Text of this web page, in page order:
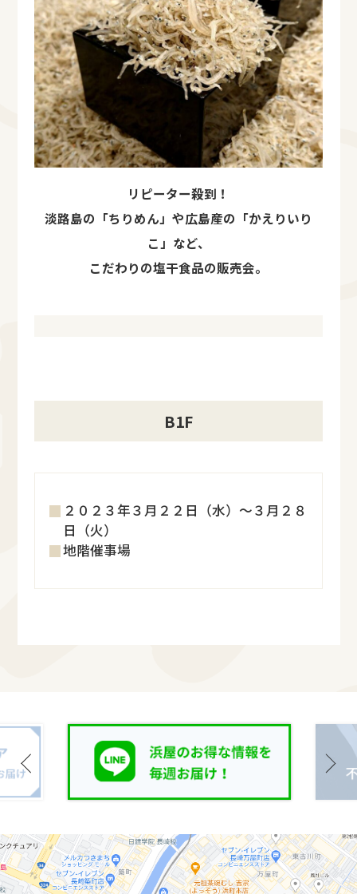
リピーター殺到！
淡路島の「ちりめん」や広島産の「かえりいり
こ」など、
こだわりの塩干食品の販売会。
B1F
２０２３年３月２２日（水）～３月２８
日（火）
地階催事場